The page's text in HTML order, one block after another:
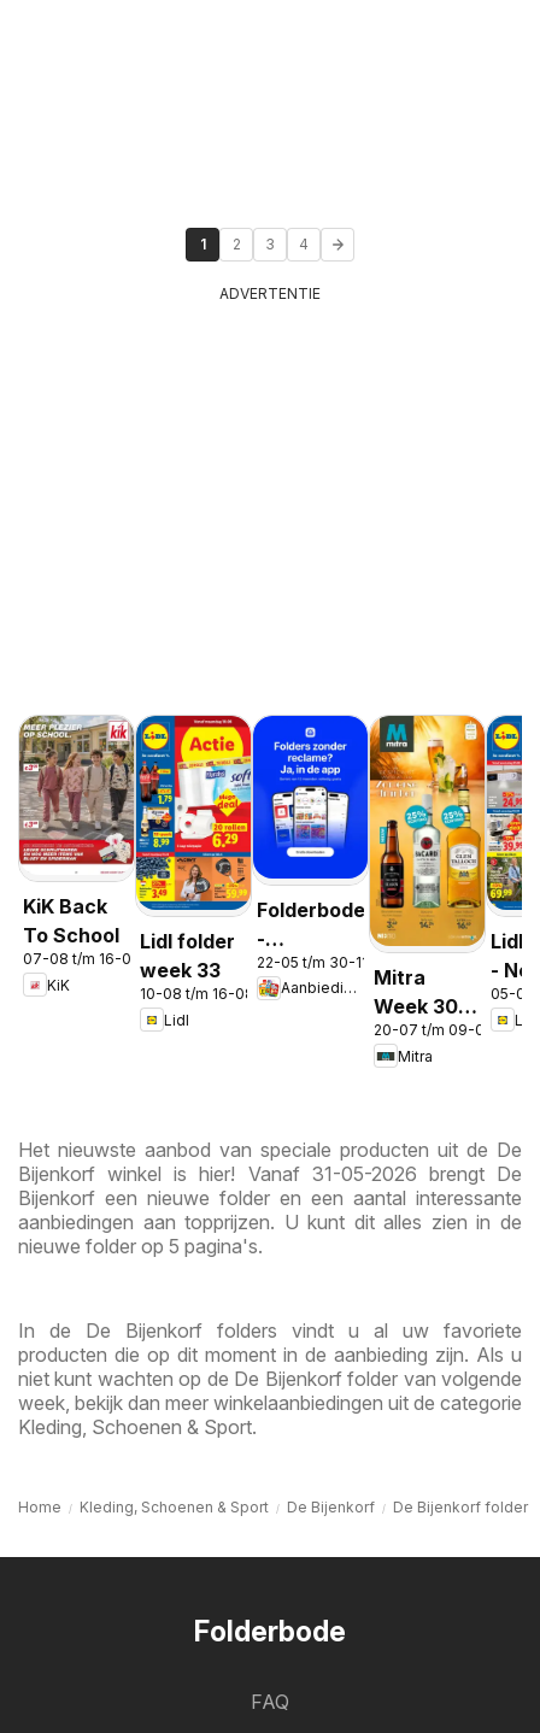
1 2 3 4
ADVERTENTIE
KiK Back
To School
07-08 t/m 16-08-2026
KiK
Lidl folder
week 33
10-08 t/m 16-08-2026
Lidl
Folderbode
-
Aanbiedingen
in de app
22-05 t/m 30-11-2026
Aanbiedingen
Mitra
Week 30 &
31
20-07 t/m 09-08-2026
Mitra
Lidl
-
05-08
Lidl
Het nieuwste aanbod van speciale producten uit de De
Bijenkorf winkel is hier! Vanaf 31-05-2026 brengt De
Bijenkorf een nieuwe folder en een aantal interessante
aanbiedingen aan topprijzen. U kunt dit alles zien in de
nieuwe folder op 5 pagina's.
In de De Bijenkorf folders vindt u al uw favoriete
producten die op dit moment in de aanbieding zijn. Als u
niet kunt wachten op de De Bijenkorf folder van volgende
week, bekijk dan meer winkelaanbiedingen uit de categorie
Kleding, Schoenen & Sport.
Home Kleding, Schoenen & Sport De Bijenkorf De Bijenkorf folder
Folderbode
FAQ